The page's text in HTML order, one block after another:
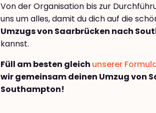
Von der Organisation bis zur
uns um alles, damit du dich auf die
Umzugs von Saarbrücken nach
kannst.
Füll am besten gleich unserer
wir gemeinsam deinen Umzug von
Southampton!